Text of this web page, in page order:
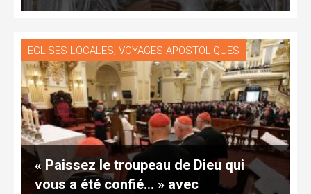
EGLISES LOCALES, VOYAGES APOSTOLIQUES
« Paissez le troupeau de Dieu qui
vous a été confié… » avec